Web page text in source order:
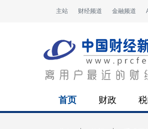
主站 财经频道 金融频道
首页 财政